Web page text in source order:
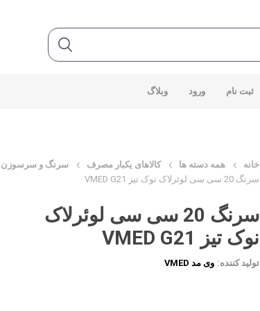
ثبت نام ورود وبلاگ
خانه همه دسته ها کالاهای یکبار مصرف
سرنگ و سرسوزن
سرنگ 20 سی سی لوئرلاک نوک تیز VMED G21
سرنگ 20 سی سی لوئرلاک
نوک تیز VMED G21
تولید کننده: وی مد VMED